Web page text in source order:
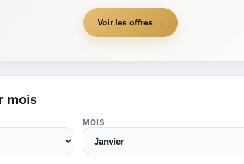
Voir les offres →
mois
MOIS